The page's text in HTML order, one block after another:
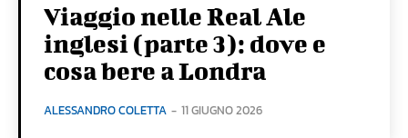
Viaggio nelle Real Ale
inglesi (parte 3): dove e
cosa bere a Londra
ALESSANDRO COLETTA - 11 GIUGNO 2026